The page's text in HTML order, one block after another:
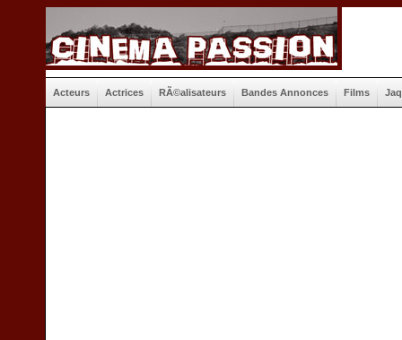
Acteurs Actrices RÃ©alisateurs Bandes Annonces Films